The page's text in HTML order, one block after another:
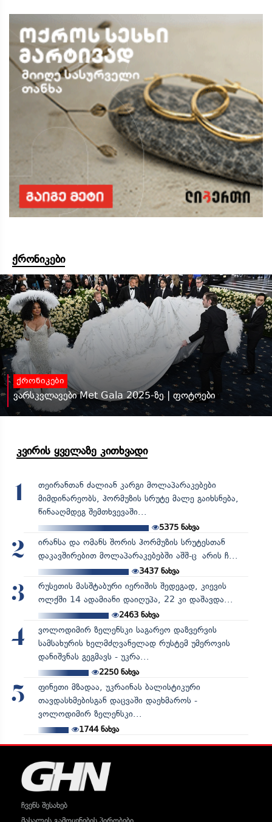
ქრონიკები
ქრონიკები
ვარსკვლავები Met Gala 2025-ზე | ფოტოები
კვირის ყველაზე კითხვადი
1
თეირანთან ძალიან კარგი მოლაპარაკებები
მიმდინარეობს, ჰორმუზის სრუტე მალე გაიხსნება,
წინააღმდეგ შემთხვევაში...
5375 ნახვა
2
ირანსა და ომანს შორის ჰორმუზის სრუტესთან
დაკავშირებით მოლაპარაკებებში აშშ-ც არის ჩ...
3437ნახვა
3
რუსეთის მასშტაბური იერიშის შედეგად, კიევის
ოლქში 14 ადამიანი დაიღუპა, 22 კი დაშავდა...
2463ნახვა
4
ვოლოდიმირ ზელენსკი საგარეო დაზვერვის
სამსახურის ხელმძღვანელად რუსტემ უმეროვის
დანიშვნას გეგმავს - უკრა...
2250ნახვა
5
ფინეთი მზადაა, უკრაინას ბალისტიკური
თავდასხმებისგან დაცვაში დაეხმაროს -
ვოლოდიმირ ზელენსკი...
1744ნახვა
ჩვენს შესახებ